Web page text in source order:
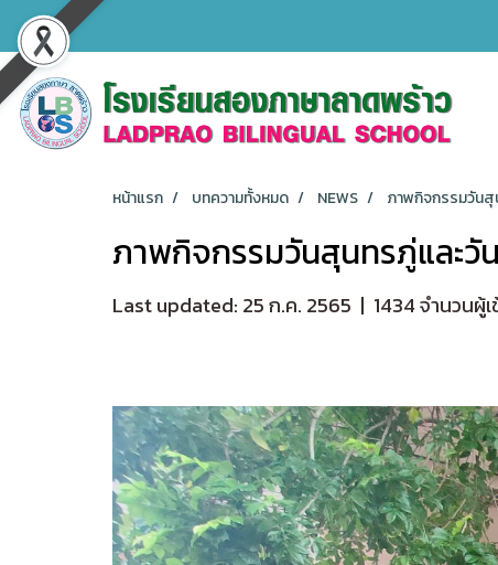
หน้าแรก บทความทั้งหมด NEWS ภาพกิจกรรมวันสุ
ภาพกิจกรรมวันสุนทรภู่และวั
Last updated: 25 ก.ค. 2565 | 1434 จำนวนผู้